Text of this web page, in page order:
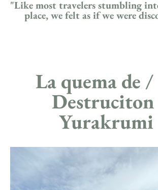
"Like most travelers stumbling
place, we felt as if we were
La quema de
Yurakrumi